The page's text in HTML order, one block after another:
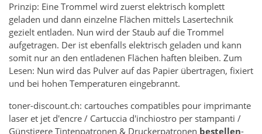
Prinzip: Eine Trommel wird zuerst elektrisch komplett
geladen und dann einzelne Flächen mittels Lasertechnik
gezielt entladen. Nun wird der Staub auf die Trommel
aufgetragen. Der ist ebenfalls elektrisch geladen und kann
somit nur an den entladenen Flächen haften bleiben. Zum
Lesen: Nun wird das Pulver auf das Papier übertragen, fixiert
und bei hohen Temperaturen eingebrannt.
toner-discount.ch: cartouches compatibles pour imprimante
laser et jet d'encre / Cartuccia d'inchiostro per stampanti /
Günstigere Tintenpatronen & Druckerpatronen bestellen-